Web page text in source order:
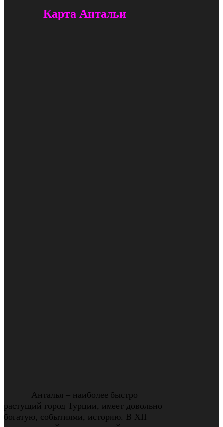
Карта Антальи
Анталья – наиболее быстро
растущий город Турции, имеет довольно
богатую, событиями, историю. В ХII